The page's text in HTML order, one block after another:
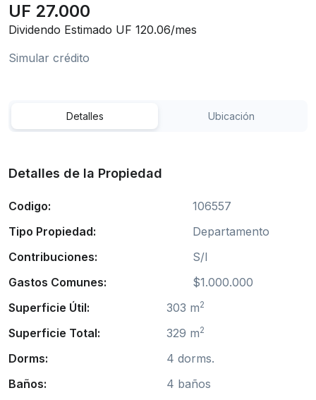
UF 27.000
Dividendo Estimado UF 120.06/mes
Simular crédito
Detalles Ubicación
Detalles de la Propiedad
Codigo:
106557
Tipo Propiedad:
Departamento
Contribuciones:
S/I
Gastos Comunes:
$1.000.000
Superficie Útil:
303 m2
Superficie Total: 329 m2
Dorms:
4 dorms.
Baños:
4 baños